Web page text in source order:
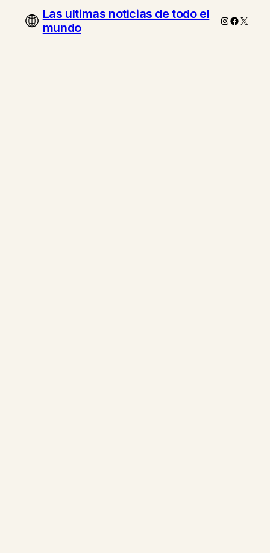
Las ultimas noticias de todo el
mundo
Instagram
X